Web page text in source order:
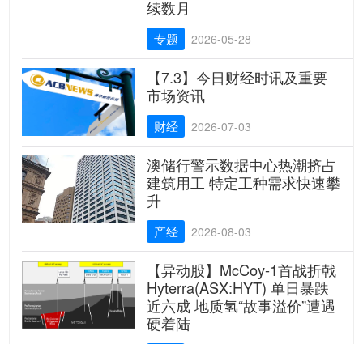
续数月
专题 2026-05-28
【7.3】今日财经时讯及重要
市场资讯
财经 2026-07-03
澳储行警示数据中心热潮挤占
建筑用工 特定工种需求快速攀
升
产经 2026-08-03
【异动股】McCoy-1首战折戟
Hyterra(ASX:HYT) 单日暴跌
近六成 地质氢“故事溢价”遭遇
硬着陆